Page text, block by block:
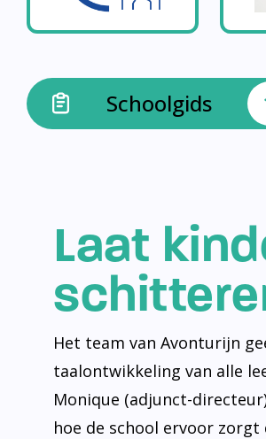
Schoolgids
Laat
Het team van Avonturijn
taalontwikkeling van alle
Monique (adjunct-
hoe de school ervoor